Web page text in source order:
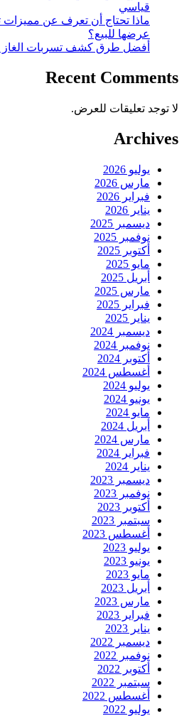
قياسي
ماذا تحتاج أن تعرف عن مميزات
عرضها للبيع؟
أفضل طرق كشف تسربات الغاز
Recent Comments
لا توجد تعليقات للعرض.
Archives
يوليو 2026
مارس 2026
فبراير 2026
يناير 2026
ديسمبر 2025
نوفمبر 2025
أكتوبر 2025
مايو 2025
أبريل 2025
مارس 2025
فبراير 2025
يناير 2025
ديسمبر 2024
نوفمبر 2024
أكتوبر 2024
أغسطس 2024
يوليو 2024
يونيو 2024
مايو 2024
أبريل 2024
مارس 2024
فبراير 2024
يناير 2024
ديسمبر 2023
نوفمبر 2023
أكتوبر 2023
سبتمبر 2023
أغسطس 2023
يوليو 2023
يونيو 2023
مايو 2023
أبريل 2023
مارس 2023
فبراير 2023
يناير 2023
ديسمبر 2022
نوفمبر 2022
أكتوبر 2022
سبتمبر 2022
أغسطس 2022
يوليو 2022